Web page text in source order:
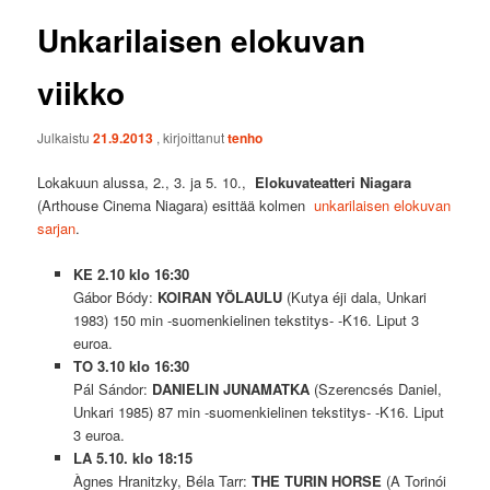
Unkarilaisen elokuvan
viikko
Julkaistu21.9.2013 , kirjoittanuttenho
Lokakuun alussa, 2., 3. ja 5. 10., Elokuvateatteri Niagara
(Arthouse Cinema Niagara) esittää kolmenunkarilaisen elokuvan
sarjan.
KE 2.10 klo 16:30
Gábor Bódy: KOIRAN YÖLAULU(Kutya éji dala, Unkari
1983) 150 min -suomenkielinen tekstitys- -K16. Liput 3
euroa.
TO 3.10 klo 16:30
Pál Sándor: DANIELIN JUNAMATKA(Szerencsés Daniel,
Unkari 1985) 87 min -suomenkielinen tekstitys- -K16. Liput
3 euroa.
LA 5.10. klo 18:15
Àgnes Hranitzky, Béla Tarr: THE TURIN HORSE (A Torinói